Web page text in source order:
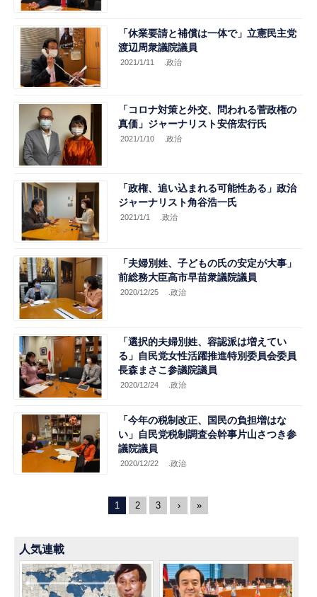
「休業要請と補償は一体で」立憲民主党
渡辺周衆議院議員
2021/1/11 .政治
「コロナ対策と外交、問われる菅政権の
真価」ジャーナリスト安倍宏行氏
2021/1/10 .政治
「政権、追い込まれる可能性ある」政治
ジャーナリスト角谷浩一氏
2021/1/1 .政治
「夫婦別姓、子どもの氏の安定が大事」
前総務大臣高市早苗衆議院議員
2020/12/25 .政治
「選択的夫婦別姓、容認派は増えてい
る」自民党女性活躍推進特別委員会委員
長森まさこ参議院議員
2020/12/24 .政治
「今年の税制改正、国民の負担増はな
い」自民党税制調査会幹事片山さつき参
議院議員
2020/12/22 .政治
1 2 3 › »
人気連載